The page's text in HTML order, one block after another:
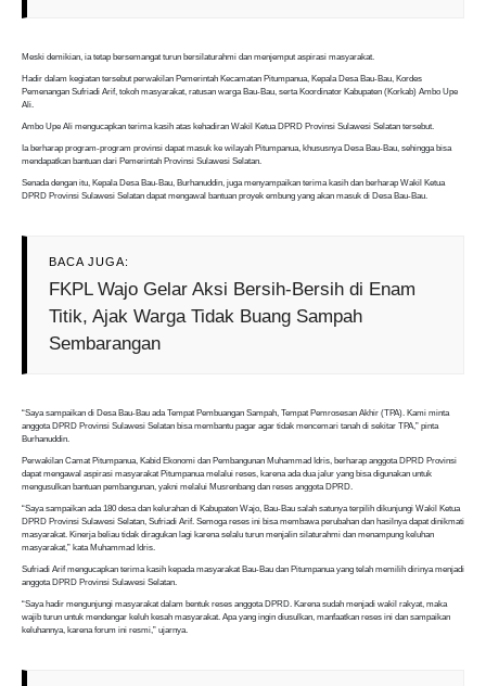
Meski demikian, ia tetap bersemangat turun bersilaturahmi dan menjemput aspirasi masyarakat.
Hadir dalam kegiatan tersebut perwakilan Pemerintah Kecamatan Pitumpanua, Kepala Desa Bau-Bau, Kordes
Pemenangan Sufriadi Arif, tokoh masyarakat, ratusan warga Bau-Bau, serta Koordinator Kabupaten (Korkab) Ambo Upe
Ali.
Ambo Upe Ali mengucapkan terima kasih atas kehadiran Wakil Ketua DPRD Provinsi Sulawesi Selatan tersebut.
Ia berharap program-program provinsi dapat masuk ke wilayah Pitumpanua, khususnya Desa Bau-Bau, sehingga bisa
mendapatkan bantuan dari Pemerintah Provinsi Sulawesi Selatan.
Senada dengan itu, Kepala Desa Bau-Bau, Burhanuddin, juga menyampaikan terima kasih dan berharap Wakil Ketua
DPRD Provinsi Sulawesi Selatan dapat mengawal bantuan proyek embung yang akan masuk di Desa Bau-Bau.
BACA JUGA:
FKPL Wajo Gelar Aksi Bersih-Bersih di Enam
Titik, Ajak Warga Tidak Buang Sampah
Sembarangan
“Saya sampaikan di Desa Bau-Bau ada Tempat Pembuangan Sampah, Tempat Pemrosesan Akhir (TPA). Kami minta
anggota DPRD Provinsi Sulawesi Selatan bisa membantu pagar agar tidak mencemari tanah di sekitar TPA,” pinta
Burhanuddin.
Perwakilan Camat Pitumpanua, Kabid Ekonomi dan Pembangunan Muhammad Idris, berharap anggota DPRD Provinsi
dapat mengawal aspirasi masyarakat Pitumpanua melalui reses, karena ada dua jalur yang bisa digunakan untuk
mengusulkan bantuan pembangunan, yakni melalui Musrenbang dan reses anggota DPRD.
“Saya sampaikan ada 180 desa dan kelurahan di Kabupaten Wajo, Bau-Bau salah satunya terpilih dikunjungi Wakil Ketua
DPRD Provinsi Sulawesi Selatan, Sufriadi Arif. Semoga reses ini bisa membawa perubahan dan hasilnya dapat dinikmati
masyarakat. Kinerja beliau tidak diragukan lagi karena selalu turun menjalin silaturahmi dan menampung keluhan
masyarakat,” kata Muhammad Idris.
Sufriadi Arif mengucapkan terima kasih kepada masyarakat Bau-Bau dan Pitumpanua yang telah memilih dirinya menjadi
anggota DPRD Provinsi Sulawesi Selatan.
“Saya hadir mengunjungi masyarakat dalam bentuk reses anggota DPRD. Karena sudah menjadi wakil rakyat, maka
wajib turun untuk mendengar keluh kesah masyarakat. Apa yang ingin diusulkan, manfaatkan reses ini dan sampaikan
keluhannya, karena forum ini resmi,” ujarnya.